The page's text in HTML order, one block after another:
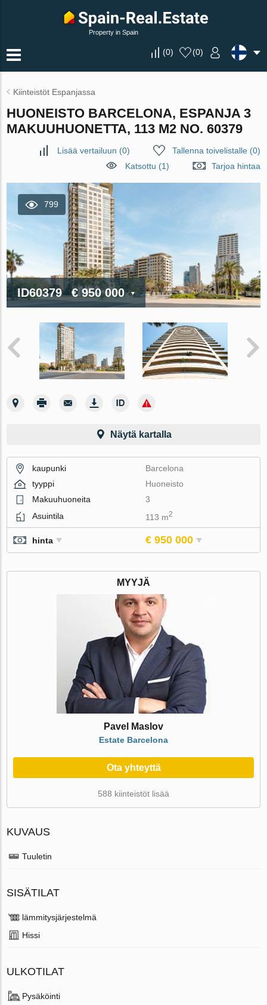
Property in Spain
(0) (0)
Kiinteistöt Espanjassa
HUONEISTO BARCELONA, ESPANJA 3
MAKUUHUONETTA, 113 M2 NO. 60379
Lisää vertailuun (0) Tallenna toivelistalle(0)
Katsottu (1)
Tarjoa hintaa
799
ID60379 € 950 000
Näytä kartalla
kaupunki
Barcelona
tyyppi
Huoneisto
Makuuhuoneita
3
Asuintila
113 m2
hinta € 950 000
MYYJÄ
Pavel Maslov
Estate Barcelona
Ota yhteyttä
588 kiinteistöt lisää
KUVAUS
Tuuletin
SISÄTILAT
lämmitysjärjestelmä
Hissi
ULKOTILAT
Pysäköinti